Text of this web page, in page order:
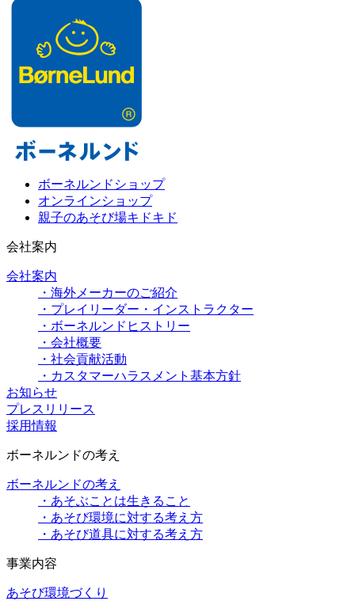
ボーネルンドショップ
オンラインショップ
親子のあそび場キドキド
会社案内
会社案内
・海外メーカーのご紹介
・プレイリーダー・インストラクター
・ボーネルンドヒストリー
・会社概要
・社会貢献活動
・カスタマーハラスメント基本方針
お知らせ
プレスリリース
採用情報
ボーネルンドの考え
ボーネルンドの考え
・あそぶことは生きること
・あそび環境に対する考え方
・あそび道具に対する考え方
事業内容
あそび環境づくり